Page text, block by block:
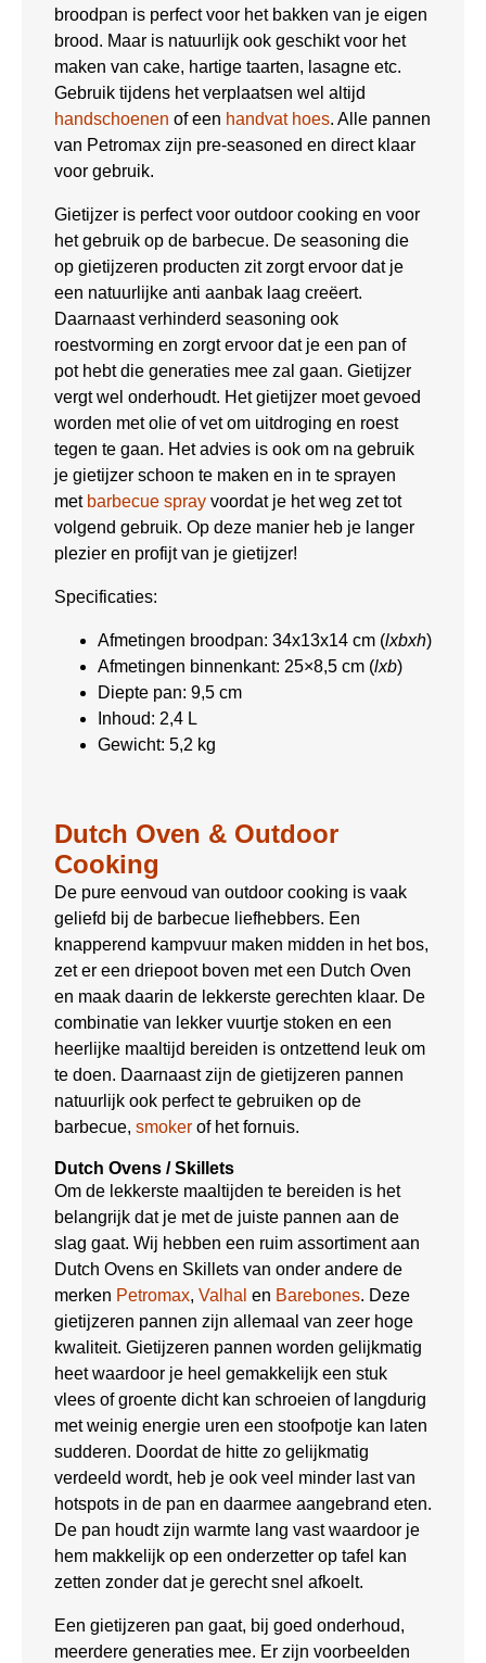
broodpan is perfect voor het bakken van je eigen
brood. Maar is natuurlijk ook geschikt voor het
maken van cake, hartige taarten, lasagne etc.
Gebruik tijdens het verplaatsen wel altijd
handschoenen of een handvat hoes. Alle pannen
van Petromax zijn pre-seasoned en direct klaar
voor gebruik.
Gietijzer is perfect voor outdoor cooking en voor
het gebruik op de barbecue. De seasoning die
op gietijzeren producten zit zorgt ervoor dat je
een natuurlijke anti aanbak laag creëert.
Daarnaast verhinderd seasoning ook
roestvorming en zorgt ervoor dat je een pan of
pot hebt die generaties mee zal gaan. Gietijzer
vergt wel onderhoudt. Het gietijzer moet gevoed
worden met olie of vet om uitdroging en roest
tegen te gaan. Het advies is ook om na gebruik
je gietijzer schoon te maken en in te sprayen
met barbecue spray voordat je het weg zet tot
volgend gebruik. Op deze manier heb je langer
plezier en profijt van je gietijzer!
Specificaties:
Afmetingen broodpan: 34x13x14 cm (lxbxh)
Afmetingen binnenkant: 25×8,5 cm (lxb)
Diepte pan: 9,5 cm
Inhoud: 2,4 L
Gewicht: 5,2 kg
Dutch Oven & Outdoor
Cooking
De pure eenvoud van outdoor cooking is vaak
geliefd bij de barbecue liefhebbers. Een
knapperend kampvuur maken midden in het bos,
zet er een driepoot boven met een Dutch Oven
en maak daarin de lekkerste gerechten klaar. De
combinatie van lekker vuurtje stoken en een
heerlijke maaltijd bereiden is ontzettend leuk om
te doen. Daarnaast zijn de gietijzeren pannen
natuurlijk ook perfect te gebruiken op de
barbecue, smoker of het fornuis.
Dutch Ovens / Skillets
Om de lekkerste maaltijden te bereiden is het
belangrijk dat je met de juiste pannen aan de
slag gaat. Wij hebben een ruim assortiment aan
Dutch Ovens en Skillets van onder andere de
merken Petromax, Valhal en Barebones. Deze
gietijzeren pannen zijn allemaal van zeer hoge
kwaliteit. Gietijzeren pannen worden gelijkmatig
heet waardoor je heel gemakkelijk een stuk
vlees of groente dicht kan schroeien of langdurig
met weinig energie uren een stoofpotje kan laten
sudderen. Doordat de hitte zo gelijkmatig
verdeeld wordt, heb je ook veel minder last van
hotspots in de pan en daarmee aangebrand eten.
De pan houdt zijn warmte lang vast waardoor je
hem makkelijk op een onderzetter op tafel kan
zetten zonder dat je gerecht snel afkoelt.
Een gietijzeren pan gaat, bij goed onderhoud,
meerdere generaties mee. Er zijn voorbeelden